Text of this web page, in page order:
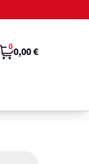
00,00 €